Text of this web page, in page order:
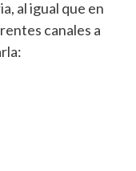
al igual que en
canales a